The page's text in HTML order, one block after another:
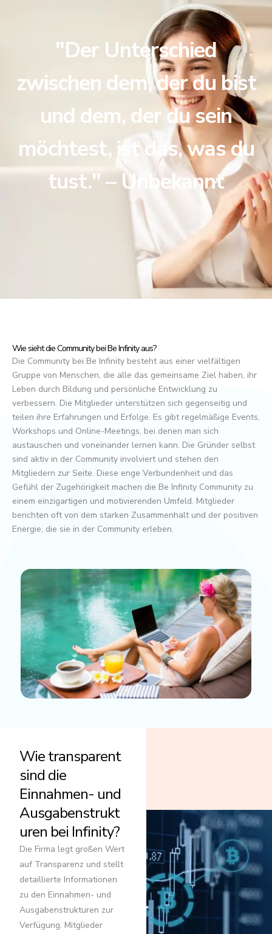
"Der Unterschied
zwischen dem, der du bist
und dem, der du sein
möchtest, ist das, was du
tust." – Unbekannt
Wie sieht die Community bei Be Infinity aus?
Die Community bei Be Infinity besteht aus einer vielfältigen
Gruppe von Menschen, die alle das gemeinsame Ziel haben, ihr
Leben durch Bildung und persönliche Entwicklung zu
verbessern. Die Mitglieder unterstützen sich gegenseitig und
teilen ihre Erfahrungen und Erfolge. Es gibt regelmäßige Events,
Workshops und Online-Meetings, bei denen man sich
austauschen und voneinander lernen kann. Die Gründer selbst
sind aktiv in der Community involviert und stehen den
Mitgliedern zur Seite. Diese enge Verbundenheit und das
Gefühl der Zugehörigkeit machen die Be Infinity Community zu
einem einzigartigen und motivierenden Umfeld. Mitglieder
berichten oft von dem starken Zusammenhalt und der positiven
Energie, die sie in der Community erleben.
Wie transparent
sind die
Einnahmen- und
Ausgabenstrukt
uren bei Infinity?
Die Firma legt großen Wert
auf Transparenz und stellt
detaillierte Informationen
zu den Einnahmen- und
Ausgabenstrukturen zur
Verfügung. Mitglieder